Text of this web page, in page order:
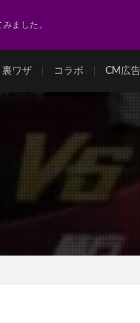
ました。
裏ワザ コラボ CM広告